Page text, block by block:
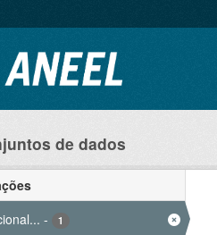
de dados
- 1